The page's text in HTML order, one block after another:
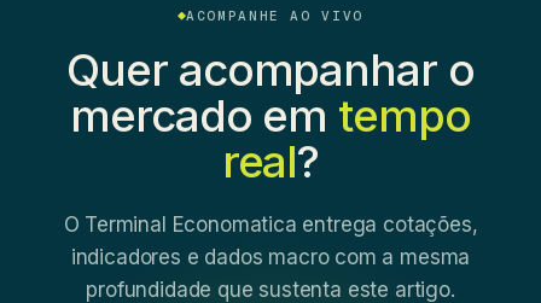
ACOMPANHE AO VIVO
Quer acompanhar o
mercado em tempo
real?
O Terminal Economatica entrega cotações,
indicadores e dados macro com a mesma
profundidade que sustenta este artigo.